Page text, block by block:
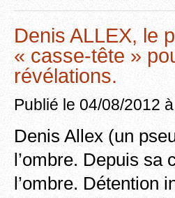
Denis ALLEX, le
« casse-tête »
révélations.
Publié le 04/08/2012
Denis Allex (un
l’ombre. Depuis sa
l’ombre. Détention